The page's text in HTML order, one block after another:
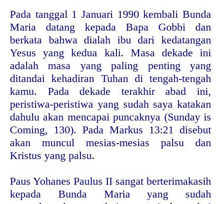
Pada tanggal 1 Januari 1990 kembali Bunda
Maria datang kepada Bapa Gobbi dan
berkata bahwa dialah ibu dari kedatangan
Yesus yang kedua kali. Masa dekade ini
adalah masa yang paling penting yang
ditandai kehadiran Tuhan di tengah-tengah
kamu. Pada dekade terakhir abad ini,
peristiwa-peristiwa yang sudah saya katakan
dahulu akan mencapai puncaknya (Sunday is
Coming, 130). Pada Markus 13:21 disebut
akan muncul mesias-mesias palsu dan
Kristus yang palsu.
Paus Yohanes Paulus II sangat berterimakasih
kepada Bunda Maria yang sudah